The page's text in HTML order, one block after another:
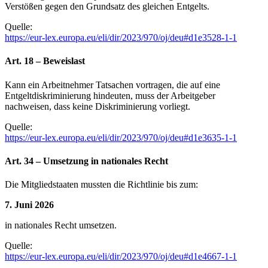
Verstößen gegen den Grundsatz des gleichen Entgelts.
Quelle:
https://eur-lex.europa.eu/eli/dir/2023/970/oj/deu#d1e3528-1-1
Art. 18 – Beweislast
Kann ein Arbeitnehmer Tatsachen vortragen, die auf eine
Entgeltdiskriminierung hindeuten, muss der Arbeitgeber
nachweisen, dass keine Diskriminierung vorliegt.
Quelle:
https://eur-lex.europa.eu/eli/dir/2023/970/oj/deu#d1e3635-1-1
Art. 34 – Umsetzung in nationales Recht
Die Mitgliedstaaten mussten die Richtlinie bis zum:
7. Juni 2026
in nationales Recht umsetzen.
Quelle:
https://eur-lex.europa.eu/eli/dir/2023/970/oj/deu#d1e4667-1-1